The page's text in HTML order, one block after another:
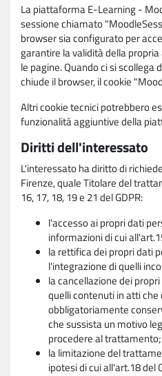
La piattaforma E-Learning -
sessione chiamato
browser sia configurato per
garantire la validità della
le pagine. Quando ci si
chiude il browser, il cookie
Altri cookie tecnici potrebbero
funzionalità aggiuntive della
Diritti dell'interessato
L'interessato ha diritto di
Firenze, quale Titolare del
16, 17, 18, 19 e 21 del GDPR:
l'accesso ai propri dati
informazioni di cui
la rettifica dei propri dati
l'integrazione di quelli
la cancellazione dei
quelli contenuti in atti che
obbligatoriamente
che sussista un motivo
procedere al trattamento;
la limitazione del
ipotesi di cui all'art.18 del